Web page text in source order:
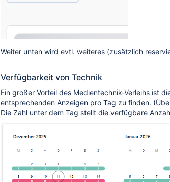
Weiter unten wird evtl. weiteres (zusätzlich
Verfügbarkeit von Technik
Ein großer Vorteil des Medientechnik-Verleihs ist
entsprechenden Anzeigen pro Tag zu finden.
Die Zahl unter dem Tag stellt die verfügbare